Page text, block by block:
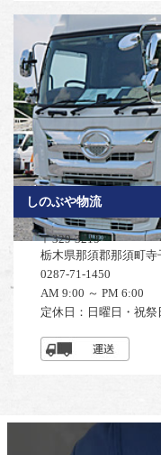
しのぶや物流
〒329-3215
栃木県那須郡那須町寺
0287-71-1450
AM 9:00 ～ PM 6:00
定休日：日曜日・祝祭